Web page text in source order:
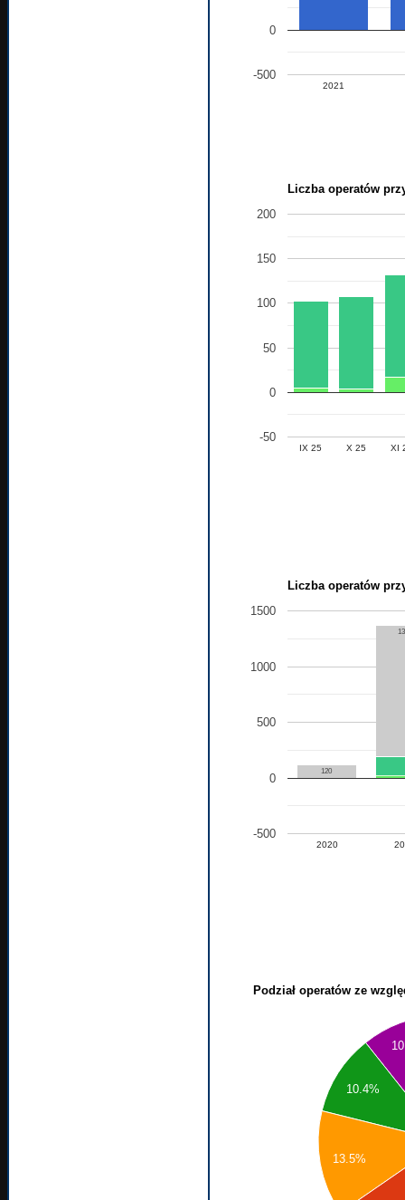
2021
-500
0
Liczba operatów
IX 25 X 25 XI
-50
0
50
100
150
200
Liczba operatów
2020
-500
0
500
1000
1500
120
Podział operatów ze
10.4%
13.5%